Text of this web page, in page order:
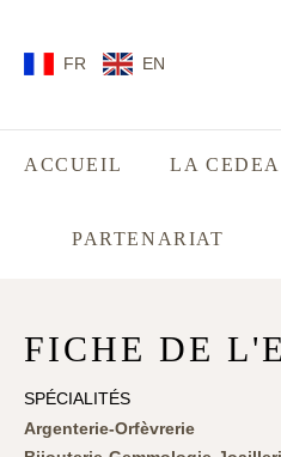
FR EN
ACCUEIL LA CEDEA
PARTENARIAT
FICHE DE
SPÉCIALITÉS
Argenterie-Orfèvrerie